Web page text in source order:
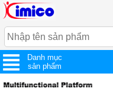
Danh mục
sản phẩm